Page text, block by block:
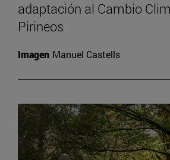
adaptación al Cambio
Pirineos
Imagen Manuel Castells